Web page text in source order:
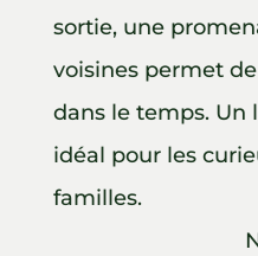
sortie, une
voisines permet
dans le temps. Un
idéal pour les
familles.